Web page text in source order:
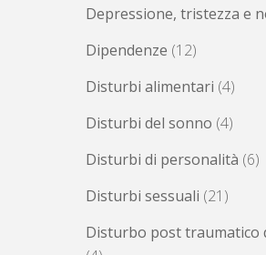
Depressione, tristezza e
Dipendenze (12)
Disturbi alimentari (4)
Disturbi del sonno (4)
Disturbi di personalità (6)
Disturbi sessuali (21)
Disturbo post traumatico